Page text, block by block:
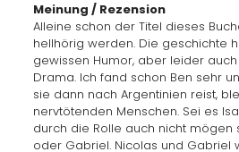
Meinung / Rezension
Alleine schon der Titel dieses
hellhörig werden. Die geschichte
gewissen Humor, aber leider
Drama. Ich fand schon Ben sehr
sie dann nach Argentinien reist,
nervtötenden Menschen. Sei es
durch die Rolle auch nicht mögen
oder Gabriel. Nicolas und Gabriel